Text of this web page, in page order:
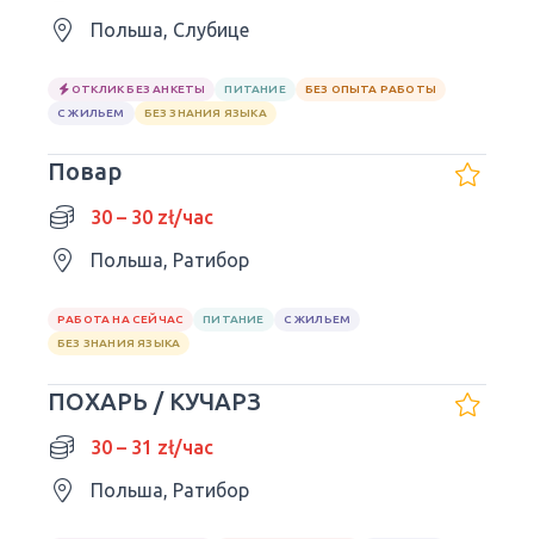
Польша, Слубице
ОТКЛИК БЕЗ АНКЕТЫ ПИТАНИЕ
БЕЗ ОПЫТА РАБОТЫ
С ЖИЛЬЕМ
БЕЗ ЗНАНИЯ ЯЗЫКА
Повар
30 – 30 zł/час
Польша, Ратибор
РАБОТА НА СЕЙЧАС ПИТАНИЕ
С ЖИЛЬЕМ
БЕЗ ЗНАНИЯ ЯЗЫКА
ПОХАРЬ / КУЧАРЗ
30 – 31 zł/час
Польша, Ратибор